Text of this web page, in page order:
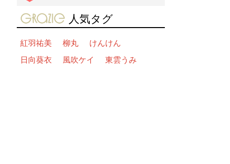
gravure-grazie
人気タグ
紅羽祐美 柳丸
けんけん
日向葵衣
風吹ケイ 東雲うみ